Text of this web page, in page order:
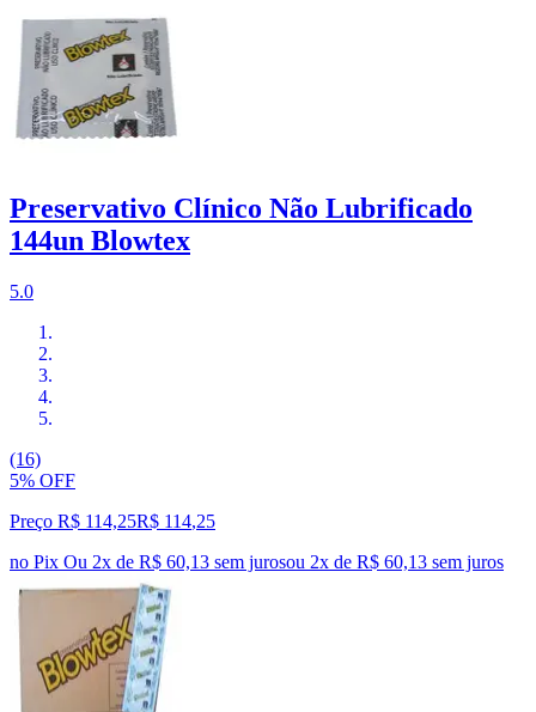
Preservativo Clínico Não Lubrificado
144un Blowtex
5.0
(16)
5% OFF
Preço R$ 114,25R$ 114,25
no Pix Ou 2x de R$ 60,13 sem jurosou 2x de R$ 60,13 sem juros